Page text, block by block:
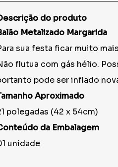
do produto
Metalizado Margarida
sua festa ficar muito
flutua com gás hélio.
pode ser inflado
Aproximado
polegadas (42 x 54cm)
da Embalagem
unidade